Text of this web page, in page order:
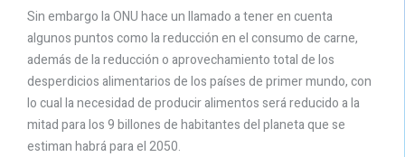
Sin embargo la ONU hace un llamado a tener en cuenta
algunos puntos como la reducción en el consumo de carne,
además de la reducción o aprovechamiento total de los
desperdicios alimentarios de los países de primer mundo, con
lo cual la necesidad de producir alimentos será reducido a la
mitad para los 9 billones de habitantes del planeta que se
estiman habrá para el 2050.